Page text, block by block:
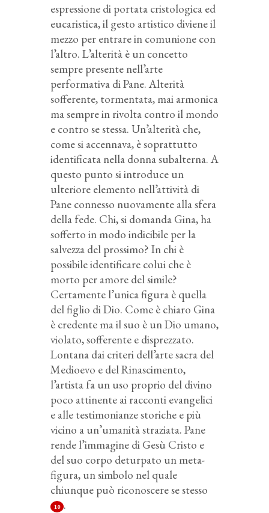
espressione di portata cristologica ed
eucaristica, il gesto artistico diviene il
mezzo per entrare in comunione con
l’altro. L’alterità è un concetto
sempre presente nell’arte
performativa di Pane. Alterità
sofferente, tormentata, mai armonica
ma sempre in rivolta contro il mondo
e contro se stessa. Un’alterità che,
come si accennava, è soprattutto
identificata nella donna subalterna. A
questo punto si introduce un
ulteriore elemento nell’attività di
Pane connesso nuovamente alla sfera
della fede. Chi, si domanda Gina, ha
sofferto in modo indicibile per la
salvezza del prossimo? In chi è
possibile identificare colui che è
morto per amore del simile?
Certamente l’unica figura è quella
del figlio di Dio. Come è chiaro Gina
è credente ma il suo è un Dio umano,
violato, sofferente e disprezzato.
Lontana dai criteri dell’arte sacra del
Medioevo e del Rinascimento,
l’artista fa un uso proprio del divino
poco attinente ai racconti evangelici
e alle testimonianze storiche e più
vicino a un’umanità straziata. Pane
rende l’immagine di Gesù Cristo e
del suo corpo deturpato un meta-
figura, un simbolo nel quale
chiunque può riconoscere se stesso
10 .